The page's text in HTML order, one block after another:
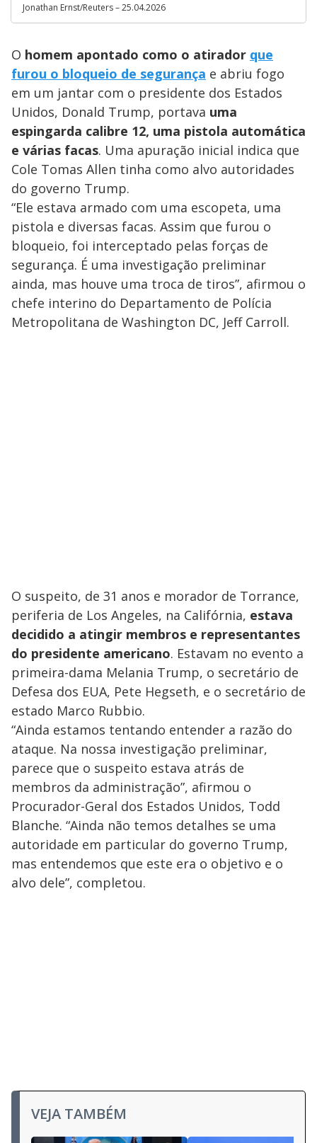
Jonathan Ernst/Reuters – 25.04.2026
O homem apontado como o atirador que
furou o bloqueio de segurança e abriu fogo
em um jantar com o presidente dos Estados
Unidos, Donald Trump, portava uma
espingarda calibre 12, uma pistola automática
e várias facas. Uma apuração inicial indica que
Cole Tomas Allen tinha como alvo autoridades
do governo Trump.
“Ele estava armado com uma escopeta, uma
pistola e diversas facas. Assim que furou o
bloqueio, foi interceptado pelas forças de
segurança. É uma investigação preliminar
ainda, mas houve uma troca de tiros”, afirmou o
chefe interino do Departamento de Polícia
Metropolitana de Washington DC, Jeff Carroll.
O suspeito, de 31 anos e morador de Torrance,
periferia de Los Angeles, na Califórnia, estava
decidido a atingir membros e representantes
do presidente americano. Estavam no evento a
primeira-dama Melania Trump, o secretário de
Defesa dos EUA, Pete Hegseth, e o secretário de
estado Marco Rubbio.
“Ainda estamos tentando entender a razão do
ataque. Na nossa investigação preliminar,
parece que o suspeito estava atrás de
membros da administração”, afirmou o
Procurador-Geral dos Estados Unidos, Todd
Blanche. “Ainda não temos detalhes se uma
autoridade em particular do governo Trump,
mas entendemos que este era o objetivo e o
alvo dele”, completou.
VEJA TAMBÉM